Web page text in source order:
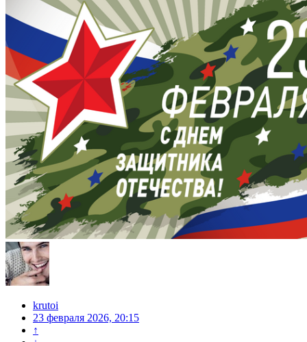
krutoi
23 февраля 2026, 20:15
↑